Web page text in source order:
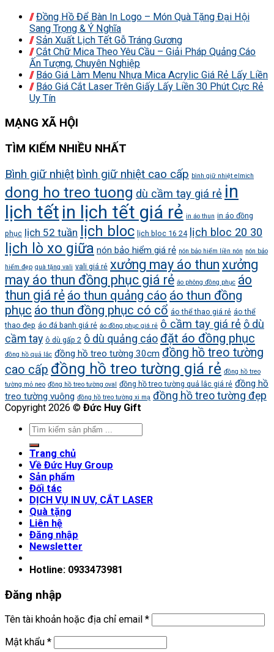
Đồng Hồ Để Bàn In Logo – Món Quà Tặng Đại Hội
Sang Trọng & Ý Nghĩa
Sản Xuất Lịch Tết Gỗ Tráng Gương
Cắt Chữ Mica Theo Yêu Cầu – Giải Pháp Quảng Cáo
Ấn Tượng, Chuyên Nghiệp
Báo Giá Làm Menu Nhựa Mica Acrylic Giá Rẻ Lấy Liền
Báo Giá Cắt Laser Trên Giấy Lấy Liền 30 Phút Cực Rẻ
Uy Tín
MẠNG XÃ HỘI
TÌM KIẾM NHIỀU NHẤT
Bình giữ nhiệt bình giữ nhiệt cao cấp bình giữ nhiệt elmich
dong ho treo tuong dù cầm tay giá rẻ in
lịch tết in lịch tết giá rẻ in áo thun in áo đồng
phục lịch 52 tuần lịch bloc lịch bloc 16 24 lịch bloc 20 30
lịch lò xo giữa nón bảo hiểm giá rẻ nón bảo hiểm liền nón nón bảo
hiểm đẹp quà tặng vali vali giá rẻ xưởng may áo thun xưởng
may áo thun đồng phục giá rẻ áo phông đồng phục áo
thun giá rẻ áo thun quảng cáo áo thun đồng
phục áo thun đồng phục có cổ áo thể thao giá rẻ áo thể
thao đẹp áo đá banh giá rẻ áo đồng phục giá rẻ ô cầm tay giá rẻ ô dù
cầm tay ô dù gấp 2 ô dù quảng cáo đặt áo đồng phục
đồng hồ quả lắc đồng hồ treo tường 30cm đồng hồ treo tường
cao cấp đồng hồ treo tường giá rẻ đồng hồ treo
tường mỏ neo đồng hồ treo tường oval đồng hồ treo tường quả lắc giá rẻ đồng hồ
treo tường vuông đồng hồ treo tường xi mạ đồng hồ treo tường đẹp
Copyright 2026 © Đức Huy Gift
Trang chủ
Về Đức Huy Group
Sản phẩm
Đối tác
DỊCH VỤ IN UV, CẮT LASER
Quà tặng
Liên hệ
Đăng nhập
Newsletter
Hotline: 0933473981
Đăng nhập
Tên tài khoản hoặc địa chỉ email *
Mật khẩu *